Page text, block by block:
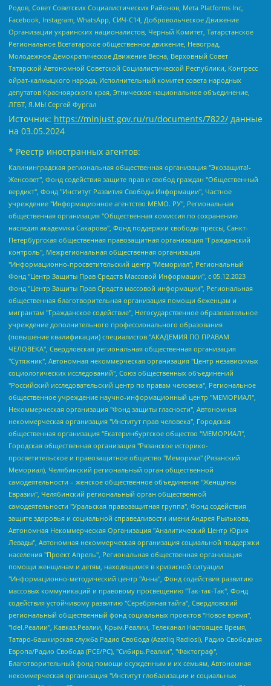
Родов, Совет Советских Социалистических Районов, Meta Platforms Inc,
Facebook, Instagram, WhatsApp, СИЧ-С14, Добровольческое Движение
Организации украинских националистов, Черный Комитет, Татарстанское
Региональное Всетатарское общественное движение, Невоград,
Молодежное Демократическое Движение Весна, Верховный Совет
Татарской Автономной Советской Социалистической Республики, Конгресс
ойрат-калмыцкого народа, Исполнительный комитет совета народных
депутатов Красноярского края, Этническое национальное объединение,
ЛГБТ, Я.МЫ Сергей Фургал
Источник: https://minjust.gov.ru/ru/documents/7822/ данные
на 03.05.2024
* Реестр иностранных агентов:
Калининградская региональная общественная организация "Экозащита!-Женсовет", Фонд содействия защите прав и свобод граждан "Общественный вердикт", Фонд "Институт Развития Свободы Информации", Частное учреждение "Информационное агентство МЕМО. РУ", Региональная общественная организация "Общественная комиссия по сохранению наследия академика Сахарова", Фонд поддержки свободы прессы, Санкт-Петербургская общественная правозащитная организация "Гражданский контроль", Межрегиональная общественная организация "Информационно-просветительский центр "Мемориал", Региональный Фонд "Центр Защиты Прав Средств Массовой Информации", с 05.12.2023 Фонд "Центр Защиты Прав Средств массовой информации", Региональная общественная благотворительная организация помощи беженцам и мигрантам "Гражданское содействие", Негосударственное образовательное учреждение дополнительного профессионального образования (повышение квалификации) специалистов "АКАДЕМИЯ ПО ПРАВАМ ЧЕЛОВЕКА", Свердловская региональная общественная организация "Сутяжник", Автономная некоммерческая организация "Центр независимых социологических исследований", Союз общественных объединений "Российский исследовательский центр по правам человека", Региональное общественное учреждение научно-информационный центр "МЕМОРИАЛ", Некоммерческая организация "Фонд защиты гласности", Автономная некоммерческая организация "Институт прав человека", Городская общественная организация "Екатеринбургское общество "МЕМОРИАЛ", Городская общественная организация "Рязанское историко-просветительское и правозащитное общество "Мемориал" (Рязанский Мемориал), Челябинский региональный орган общественной самодеятельности – женское общественное объединение "Женщины Евразии", Челябинский региональный орган общественной самодеятельности "Уральская правозащитная группа", Фонд содействия защите здоровья и социальной справедливости имени Андрея Рылькова, Автономная Некоммерческая Организация "Аналитический Центр Юрия Левады", Автономная некоммерческая организация социальной поддержки населения "Проект Апрель", Региональная общественная организация помощи женщинам и детям, находящимся в кризисной ситуации "Информационно-методический центр "Анна", Фонд содействия развитию массовых коммуникаций и правовому просвещению "Так-так-Так", Фонд содействия устойчивому развитию "Серебряная тайга", Свердловский региональный общественный фонд социальных проектов "Новое время", "Idel.Реалии", Кавказ.Реалии, Крым.Реалии, Телеканал Настоящее Время, Татаро-башкирская служба Радио Свобода (Azatliq Radiosi), Радио Свободная Европа/Радио Свобода (PCE/PC), "Сибирь.Реалии", "Фактограф", Благотворительный фонд помощи осужденным и их семьям, Автономная некоммерческая организация "Институт глобализации и социальных движений", Фонд "В защиту прав заключенных", Частное учреждение "Центр поддержки и содействия развитию средств массовой информации", Пензенский региональный общественный благотворительный фонд "Гражданский союз", "Север.Реалии", Некоммерческая организация Фонд "Правовая инициатива", Общество с ограниченной ответственностью "Радио Свободная Европа/Радио Свобода", Чешское информационное агентство "MEDIUM-ORIENT", Красноярская региональная общественная организация "Мы против СПИДа", Камалягин Денис Николаевич, Маркелов Сергей Евгеньевич, Пономарев Лев Александрович, Савицкая Людмила Алексеевна, Автономная некоммерческая организация "Центр по работе с проблемой насилия "НАСИЛИЮ.НЕТ", Межрегиональный профессиональный союз работников здравоохранения "Альянс врачей", Юридическое лицо, зарегистрированное в Латвийской Республике, SIA "Medusa Project" (регистрационный номер 40103797863, дата регистрации 10.06.2014), Некоммерческая организация "Фонд по борьбе с коррупцией", Автономная некоммерческая организация "Институт права и публичной политики", Баданин Роман Сергеевич, Гликин Максим Александрович, Железнова Мария Михайловна, Лукьянова Юлия Сергеевна, Маетная Елизавета Витальевна, Маняхин Петр Борисович, Чуракова Ольга Владимировна, Ярош Юлия Петровна, Юридическое лицо "The Insider SIA", зарегистрированное в Риге, Латвийская Республика (дата регистрации 26.06.2015), являющееся администратором доменного имени интернет-издания "The Insider SIA", https://theins.ru, Постернак Алексей Евгеньевич, Рубин Михаил Аркадьевич, Анин Роман Александрович, Юридическое лицо Istories fonds, зарегистрированное в Латвийской Республике (регистрационный номер 50008295751, дата регистрации 24.02.2020), Великовский Дмитрий Александрович, Долинина Ирина Николаевна, Мароховская Алеся Алексеевна, Шлейнов Роман Юрьевич, Шмагун Олеся Валентиновна, Общество с ограниченной ответственностью "Альтаир 2021", Общество с ограниченной ответственностью "Вега 2021", Общество с ограниченной ответственностью "Главный редактор 2021", Общество с ограниченной ответственностью "Ромашки монолит", Важенков Артем Валерьевич, Ивановская областная общественная организация "Центр гендерных исследований", Гурман Юрий Альбертович, Медиапроект "ОВД-Инфо", Егоров Владимир Владимирович, Жилинский Владимир Александрович, Общество с ограниченной ответственностью "ЗП", Иванова София Юрьевна, Карезина Инна Павловна, Кильтау Екатерина Викторовна, Петров Алексей Викторович, Пискунов Сергей Евгеньевич, Смирнов Сергей Сергеевич, Тихонов Михаил Сергеевич, Общество с ограниченной ответственностью "ЖУРНАЛИСТ-ИНОСТРАННЫЙ АГЕНТ", Арапова Галина Юрьевна, Вольтская Татьяна Анатольевна, Американская компания "Mason G.E.S. Anonymous Foundation" (США), являющаяся владельцем интернет-издания https://mnews.world/, Компания "Stichting Bellingcat", зарегистрированная в Нидерландах (дата регистрации 11.07.2018), Захаров Андрей Вячеславович, Клепиковская Екатерина Дмитриевна, Общество с ограниченной ответственностью "МЕМО", Перл Роман Александрович, Симонов Евгений Алексеевич, Соловьева Елена Анатольевна, Сотников Даниил Владимирович, Сурначева Елизавета Дмитриевна, Автономная некоммерческая организация по защите прав человека и информированию населения "Якутия – Наше Мнение", Общество с ограниченной ответственностью "Москоу диджитал медиа", с 26.01.2023 Общество с ограниченной ответственностью "Чайка Белые сады", Ветошкина Валерия Валерьевна, Заговора Максим Александрович, Межрегиональное общественное движение "Российская ЛГБТ - сеть", Оленичев Максим Владимирович, Павлов Иван Юрьевич, Скворцова Елена Сергеевна, Общество с ограниченной ответственностью "Как бы инагент", Кочетков Игорь Викторович, Общество с ограниченной ответственностью "Честные выборы", Еланчик Олег Александрович, Общество с ограниченной ответственностью "Нобелевский призыв", Гималова Регина Эмилевна, Григорьев Андрей Валерьевич, Григорьева Алина Александровна, Ассоциация по содействию защите прав призывников, альтернативнослужащих и военнослужащих "Правозащитная группа "Гражданин.Армия.Право", Хисамова Регина Фаритовна, Автономная некоммерческая организация по реализации социально-правовых программ "Лилит", Дальневосточное общественное движение "Маяк", Санкт-Петербургская ЛГБТ-инициативная группа "Выход", Инициативная группа ЛГБТ+ "Реверс", Алексеев Андрей Викторович, Бекбулатова Таисия Львовна, Беляев Иван Михайлович, Владыкина Елена Сергеевна, Гельман Марат Александрович, Никульшина Вероника Юрьевна, Толоконникова Надежда Андреевна, Шендерович Виктор Анатольевич, Общество с ограниченной ответственностью "Данное сообщение", Общество с ограниченной ответственностью Издательский дом "Новая глава", Айнбиндер Александра Александровна, Московский комьюнити-центр для ЛГБТ+инициатив, Благотворительный фонд развития филантропии, Deutsche Welle (Германия, Kurt-Schumacher-Strasse 3, 53113 Bonn), Борзунова Мария Михайловна, Воробьев Виктор Викторович, Голубева Анна Львовна, Константинова Алла Михайловна, Малкова Ирина Владимировна, Мурадов Мурад Абдулгалимович, Осетинская Елизавета Николаевна, Понасенков Евгений Николаевич, Ганапольский Матвей Юрьевич, Киселев Евгений Алексеевич, Борухович Ирина Григорьевна, Дремин Иван Тимофеевич, Дубровский Дмитрий Викторович, Красноярская региональная общественная организация поддержки и развития альтернативных образовательных технологий и межкультурных коммуникаций "ИНТЕРРА", Маяковская Екатерина Алексеевна, Фейгин Марк Захарович, Филимонов Андрей Викторович, Дзугкоева Регина Николаевна, Доброхотов Роман Александрович, Дудь Юрий Александрович, Елкин Сергей Владимирович, Кругликов Кирилл Игоревич, Сабунаева Мария Леонидовна, Семенов Алексей Владимирович, Шаинян Карен Багратович, Шульман Екатерина Михайловна, Асафьев Артур Валерьевич, Вахштайн Виктор Семенович, Венедиктов Алексей Алексеевич, Лушникова Екатерина Евгеньевна, Волков Леонид Михайлович, Невзоров Александр Глебович, Пархоменко Сергей Борисович, Сироткин Ярослав Николаевич, Кара-Мурза Владимир Владимирович, Баранова Наталья Владимировна, Гозман Леонид Яковлевич, Кагарлицкий Борис Юльевич, Климарев Михаил Валерьевич, Милов Владимир Станиславович, Автономная некоммерческая организация Краснодарский центр современного искусства "Типография", Моргенштерн Алишер Тагирович, Соболь Любовь Эдуардовна, Общество с ограниченной ответственностью "ЛИЗА НОРМ", Каспаров Гарри Кимович, Ходорковский Михаил Борисович, Общество с ограниченной ответственностью "Апрельские тезисы", Данилович Ирина Брониславовна, Кашин Олег Владимирович, Петров Николай Владимирович, Пивоваров Алексей Владимирович, Соколов Михаил Владимирович, Цветкова Юлия Владимировна, Чичваркин Евгений Александрович, Комитет против пыток/Команда против пыток, Общество с ограниченной ответственностью "Первый научный", Общество с ограниченной ответственностью "Вертолет и ко", Белоцерковская Вероника Борисовна, Кац Максим Евгеньевич, Лазарева Татьяна Юрьевна, Шаведдинов Руслан Табризович, Яшин Илья Валерьевич, Общество с ограниченной ответственностью "Иноагент ААВ", Алешковский Дмитрий Петрович, Альбац Евгения Марковна, Быков Дмитрий Львович, Галямина Юлия Евгеньевна, Лойко Сергей Леонидович, Мартынов Кирилл Константинович, Медведев Сергей Александрович, Крашенинников Федор Геннадиевич, Гордеева Катерина Вл